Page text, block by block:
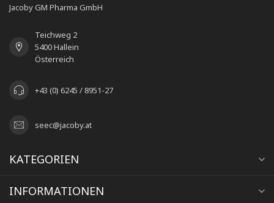
Jacoby GM Pharma GmbH
Teichweg 2
5400 Hallein
Österreich
+43 (0) 6245 / 8951-27
seec@jacoby.at
KATEGORIEN
INFORMATIONEN